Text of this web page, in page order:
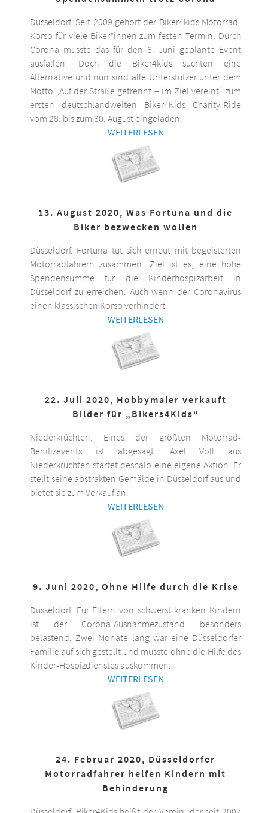
Düsseldorf. Seit 2009 gehört der Biker4kids Motorrad-
Korso für viele Biker*innen zum festen Termin. Durch
Corona musste das für den 6. Juni geplante Event
ausfallen. Doch die Biker4kids suchten eine
Alternative und nun sind alle Unterstützer unter dem
Motto „Auf der Straße getrennt – im Ziel vereint“ zum
ersten deutschlandweiten Biker4Kids Charity-Ride
vom 28. bis zum 30. August eingeladen.
WEITERLESEN
13. August 2020, Was Fortuna und die
Biker bezwecken wollen
Düsseldorf. Fortuna tut sich erneut mit begeisterten
Motorradfahrern zusammen. Ziel ist es, eine hohe
Spendensumme für die Kinderhospizarbeit in
Düsseldorf zu erreichen. Auch wenn der Coronavirus
einen klassischen Korso verhindert.
WEITERLESEN
22. Juli 2020, Hobbymaler verkauft
Bilder für „Bikers4Kids“
Niederkrüchten. Eines der größten Motorrad-
Benifizevents ist abgesagt. Axel Völl aus
Niederkrüchten startet deshalb eine eigene Aktion. Er
stellt seine abstrakten Gemälde in Düsseldorf aus und
bietet sie zum Verkauf an.
WEITERLESEN
9. Juni 2020, Ohne Hilfe durch die Krise
Düsseldorf. Für Eltern von schwerst kranken Kindern
ist der Corona-Ausnahmezustand besonders
belastend. Zwei Monate lang war eine Düsseldorfer
Familie auf sich gestellt und musste ohne die Hilfe des
Kinder-Hospizdienstes auskommen.
WEITERLESEN
24. Februar 2020, Düsseldorfer
Motorradfahrer helfen Kindern mit
Behinderung